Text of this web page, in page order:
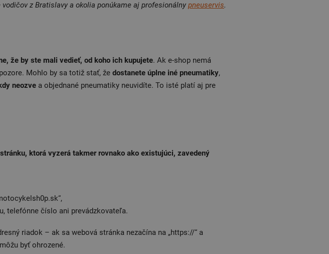
z Bratislavy a okolia ponúkame aj profesionálny pneuservis.
že by ste mali vedieť, od koho ich kupujete. Ak e-shop nemá
Mohlo by sa totiž stať, že dostanete úplne iné pneumatiky,
neozvea objednané pneumatiky neuvidíte. To isté platí aj pre
ktorá vyzerá takmer rovnako ako existujúci, zavedený
telefónne číslo ani prevádzkovateľa.
riadok – ak sa webová stránka nezačína na „https://“ a
byť ohrozené.